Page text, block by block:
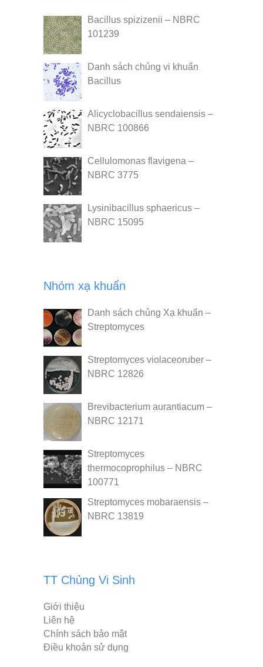
Bacillus spizizenii – NBRC
101239
Danh sách chủng vi khuẩn
Bacillus
Alicyclobacillus sendaiensis –
NBRC 100866
Cellulomonas flavigena –
NBRC 3775
Lysinibacillus sphaericus –
NBRC 15095
Nhóm xạ khuẩn
Danh sách chủng Xạ khuẩn –
Streptomyces
Streptomyces violaceoruber –
NBRC 12826
Brevibacterium aurantiacum –
NBRC 12171
Streptomyces
thermocoprophilus – NBRC
100771
Streptomyces mobaraensis –
NBRC 13819
TT Chủng Vi Sinh
Giới thiệu
Liên hệ
Chính sách bảo mật
Điều khoản sử dụng